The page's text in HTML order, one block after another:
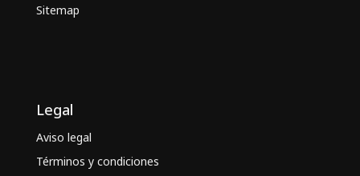
Sitemap
Legal
Aviso legal
Términos y condiciones